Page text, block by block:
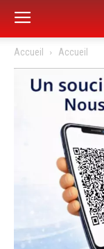
Accueil Accueil